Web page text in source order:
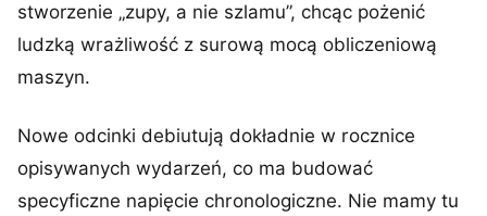
stworzenie „zupy, a nie szlamu”, chcąc pożenić
ludzką wrażliwość z surową mocą obliczeniową
maszyn.
Nowe odcinki debiutują dokładnie w rocznice
opisywanych wydarzeń, co ma budować
specyficzne napięcie chronologiczne. Nie mamy tu